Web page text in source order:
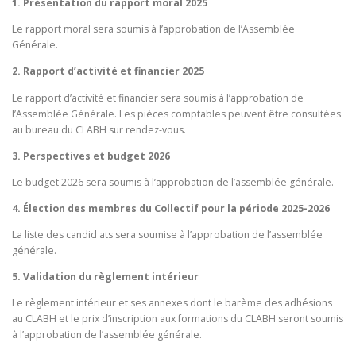
1. Présentation du rapport moral 2025
Le rapport moral sera soumis à l’approbation de l’Assemblée
Générale.
2. Rapport d’activité et financier 2025
Le rapport d’activité et financier sera soumis à l’approbation de
l’Assemblée Générale. Les pièces comptables peuvent être consultées
au bureau du CLABH sur rendez-vous.
3. Perspectives et budget 2026
Le budget 2026 sera soumis à l’approbation de l’assemblée générale.
4. Élection des membres du Collectif pour la période 2025-2026
La liste des candid ats sera soumise à l’approbation de l’assemblée
générale.
5. Validation du règlement intérieur
Le règlement intérieur et ses annexes dont le barème des adhésions
au CLABH et le prix d’inscription aux formations du CLABH seront soumis
à l’approbation de l’assemblée générale.